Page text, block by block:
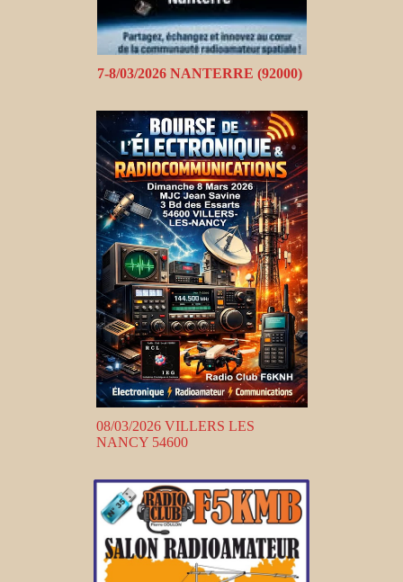
7-8/03/2026 NANTERRE (92000)
08/03/2026 VILLERS LES
NANCY 54600